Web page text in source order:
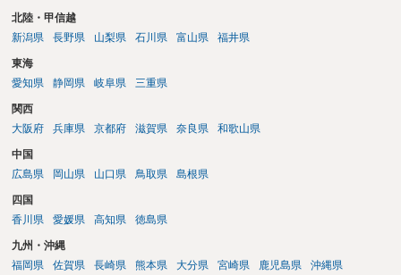
北陸・甲信越
新潟県
長野県 山梨県 石川県 富山県 福井県
東海
愛知県
静岡県 岐阜県 三重県
関西
大阪府
兵庫県 京都府 滋賀県 奈良県 和歌山県
中国
広島県
岡山県 山口県 鳥取県 島根県
四国
香川県
愛媛県 高知県 徳島県
九州・沖縄
福岡県
佐賀県 長崎県 熊本県 大分県 宮崎県 鹿児島県 沖縄県